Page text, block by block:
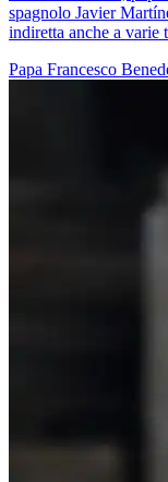
spagnolo Javier
indiretta anche a varie
Papa Francesco